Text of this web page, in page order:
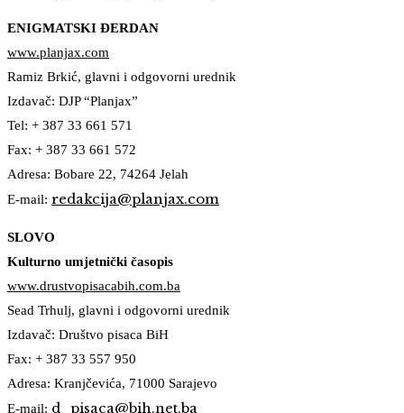
ENIGMATSKI ĐERDAN
www.planjax.com
Ramiz Brkić, glavni i odgovorni urednik
Izdavač: DJP “Planjax”
Tel: + 387 33 661 571
Fax: + 387 33 661 572
Adresa: Bobare 22, 74264 Jelah
E-mail: redakcija@planjax.com
SLOVO
Kulturno umjetnički časopis
www.drustvopisacabih.com.ba
Sead Trhulj, glavni i odgovorni urednik
Izdavač: Društvo pisaca BiH
Fax: + 387 33 557 950
Adresa: Kranjčevića, 71000 Sarajevo
E-mail: d_pisaca@bih.net.ba